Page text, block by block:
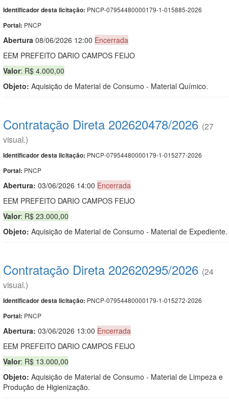
Identificador desta licitação: PNCP-07954480000179-1-015885-2026
Portal: PNCP
Abertura 08/06/2026 12:00 Encerrada
EEM PREFEITO DARIO CAMPOS FEIJO
Valor: R$ 4.000,00
Objeto: Aquisição de Material de Consumo - Material Químico.
Contratação Direta 202620478/2026 (27
visual.)
Identificador desta licitação: PNCP-07954480000179-1-015277-2026
Portal: PNCP
Abertura: 03/06/2026 14:00 Encerrada
EEM PREFEITO DARIO CAMPOS FEIJO
Valor: R$ 23.000,00
Objeto: Aquisição de Material de Consumo - Material de Expediente.
Contratação Direta 202620295/2026 (24
visual.)
Identificador desta licitação: PNCP-07954480000179-1-015272-2026
Portal: PNCP
Abertura: 03/06/2026 13:00 Encerrada
EEM PREFEITO DARIO CAMPOS FEIJO
Valor: R$ 13.000,00
Objeto: Aquisição de Material de Consumo - Material de Limpeza e
Produção de Higienização.